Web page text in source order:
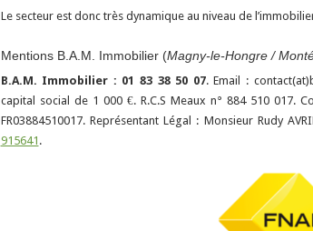
Le secteur est donc très dynamique au niveau de
Mentions B.A.M. Immobilier (Magny-le-Hongre /
B.A.M. Immobilier : 01 83 38 50 07. Email :
capital social de 1 000 €. R.C.S Meaux n° 884 510 017.
FR03884510017. Représentant Légal : Monsieur Rudy
915641 .